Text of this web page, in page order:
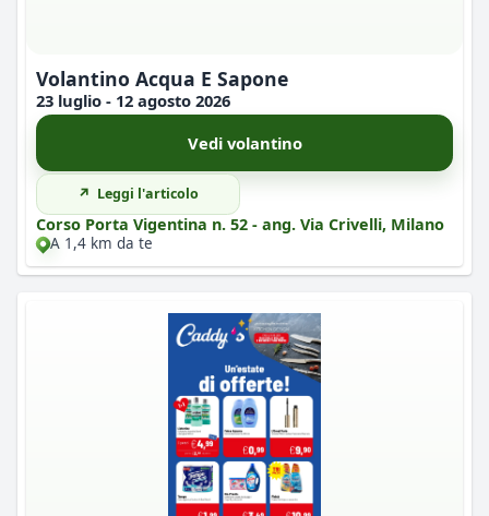
Volantino Acqua E Sapone
23 luglio - 12 agosto 2026
Vedi volantino
Leggi l'articolo
Corso Porta Vigentina n. 52 - ang. Via Crivelli, Milano
A 1,4 km da te